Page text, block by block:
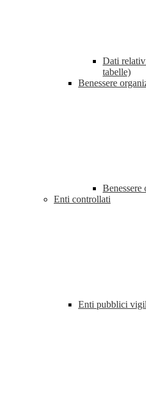
Dati
tabelle)
Benessere
Benessere
Enti controllati
Enti pubblici